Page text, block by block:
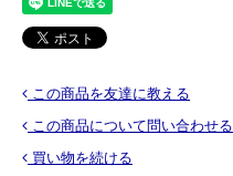
この商品を友達に教える
この商品について問い合わせる
買い物を続ける